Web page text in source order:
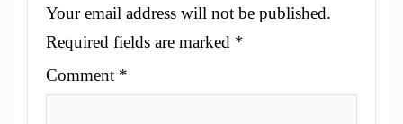
Your email address will not be published.
Required fields are marked *
Comment *